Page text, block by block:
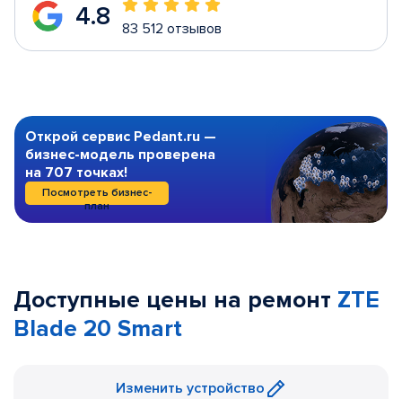
4.8 83 512 отзывов
Открой сервис Pedant.ru —
бизнес-модель проверена
на 707 точках!
Посмотреть бизнес-
план
Доступные цены на ремонт ZTE
Blade 20 Smart
Изменить устройство